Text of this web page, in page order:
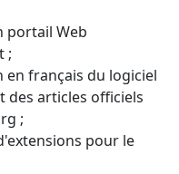
portail Web
;
français du logiciel
des articles officiels
;
pour le